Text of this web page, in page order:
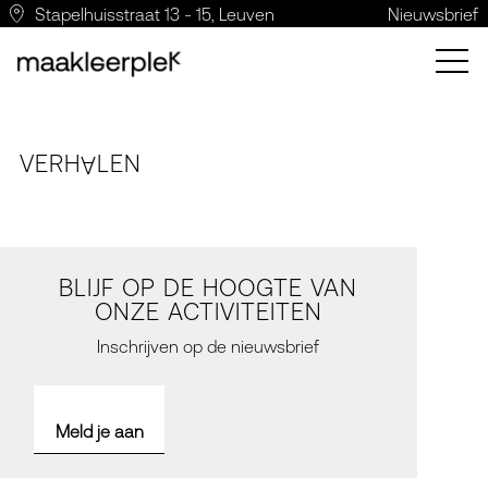
Stapelhuisstraat 13 - 15, Leuven Nieuwsbrief
VERHALEN
BLIJF OP DE HOOGTE VAN
ONZE ACTIVITEITEN
Inschrijven op de nieuwsbrief
Meld je aan